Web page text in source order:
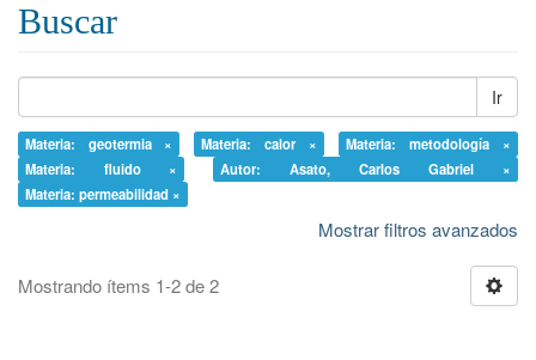
Buscar
Ir
Materia: geotermia × Materia: calor ×
Materia: metodología ×
Materia: fluido ×
Autor: Asato, Carlos Gabriel ×
Materia: permeabilidad ×
Mostrar filtros avanzados
Mostrando ítems 1-2 de 2